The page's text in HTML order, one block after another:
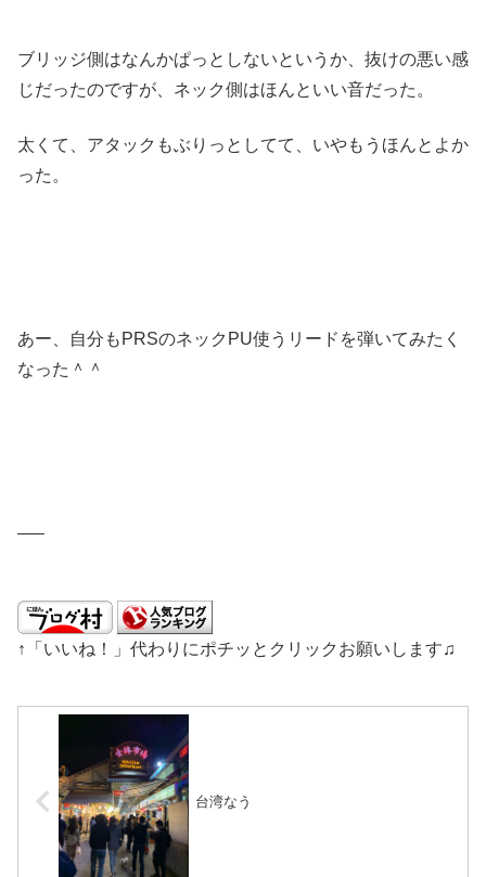
ブリッジ側はなんかぱっとしないというか、抜けの悪い感
じだったのですが、ネック側はほんといい音だった。
太くて、アタックもぶりっとしてて、いやもうほんとよか
った。
あー、自分もPRSのネックPU使うリードを弾いてみたく
なった＾＾
—–
↑「いいね！」代わりにポチッとクリックお願いします♫
台湾なう